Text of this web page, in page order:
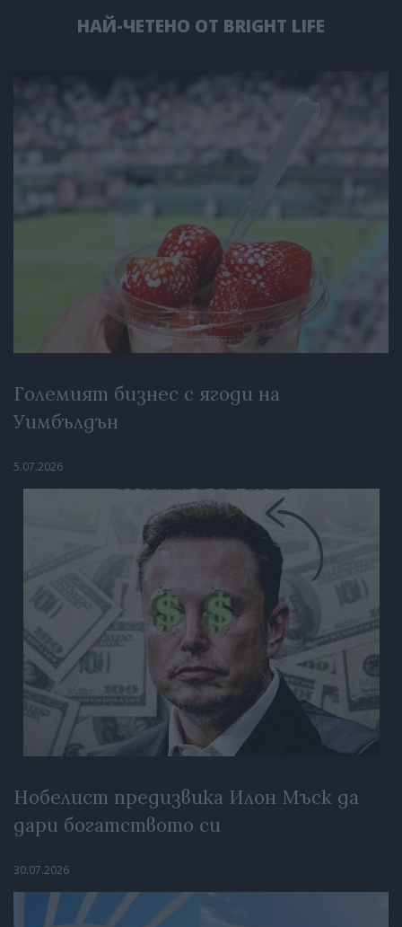
НАЙ-ЧЕТЕНО ОТ BRIGHT LIFE
Големият бизнес с ягоди на
Уимбълдън
5.07.2026
Нобелист предизвика Илон Мъск да
дари богатството си
30.07.2026